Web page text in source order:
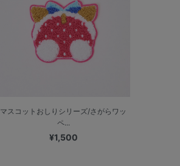
マスコットおしりシリーズ/さがらワッ
ペ...
¥1,500